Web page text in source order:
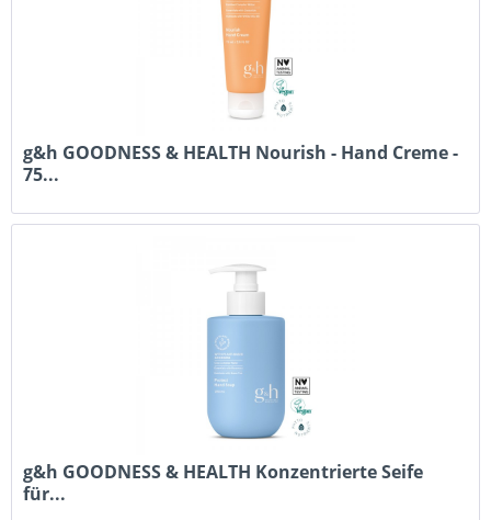
g&h GOODNESS & HEALTH Nourish - Hand Creme -
75...
g&h GOODNESS & HEALTH Konzentrierte Seife
für...